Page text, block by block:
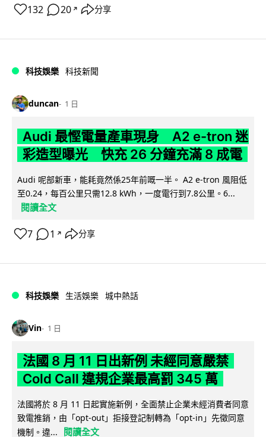
132 20 ↗ 分享
科技娛樂 科技新聞
duncan 1 日
Audi 最慳電量產車現身 A2 e-tron 迷
彩造型曝光 快充 26 分鐘充滿 8 成電
Audi 呢部新車，能耗竟然係25年前嘅一半。 A2 e-tron 風阻低
至0.24，每百公里只需12.8 kWh，一度電行到7.8公里。6...
閱讀全文
7 1 ↗ 分享
科技娛樂 生活娛樂 城中熱話
Vin 1 日
法國 8 月 11 日出新例 未經同意嚴禁
Cold Call 違規企業最高罰 345 萬
法國將於 8 月 11 日起實施新例，全面禁止企業未經消費者同意
致電推銷，由「opt-out」拒接登記制轉為「opt-in」先徵同意
機制。違...
閱讀全文